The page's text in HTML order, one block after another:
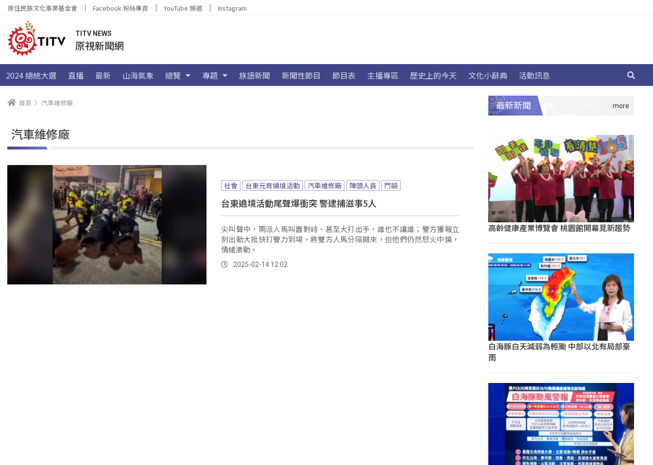
原住民族文化事業基金會 Facebook 粉絲專頁 YouTube 頻道 Instagram
TITV NEWS
原視新聞網
2024 總統大選 直播 最新 山海氣象 總覽 專題 族語新聞 新聞性節目 節目表 主播專區 歷史上的今天 文化小辭典 活動訊息
首頁 汽車維修廠
汽車維修廠
社會 台東元宵繞境活動 汽車維修廠 陣頭人員 鬥毆
台東遶境活動尾聲爆衝突 警逮捕滋事5人
尖叫聲中，兩派人馬叫囂對峙、甚至大打出手，誰也不讓誰；警方獲報立
刻出動大批快打警力到場，將雙方人馬分隔開來，但他們仍然怒火中燒，
情緒激動。
2025-02-14 12:02
最新新聞
高齡健康產業博覽會 桃園館開幕見新趨勢
白海豚白天減弱為輕颱 中部以北有局部豪
雨